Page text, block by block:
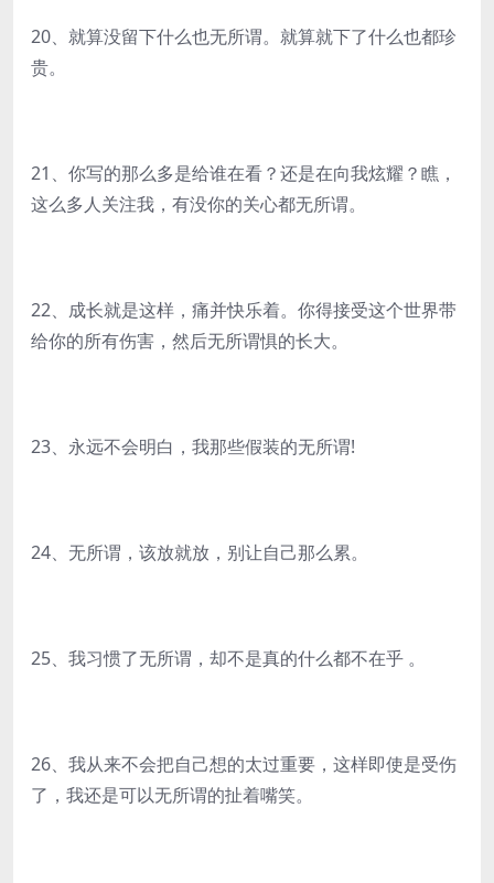
20、就算没留下什么也无所谓。就算就下了什么也都珍
贵。
21、你写的那么多是给谁在看？还是在向我炫耀？瞧，
这么多人关注我，有没你的关心都无所谓。
22、成长就是这样，痛并快乐着。你得接受这个世界带
给你的所有伤害，然后无所谓惧的长大。
23、永远不会明白，我那些假装的无所谓!
24、无所谓，该放就放，别让自己那么累。
25、我习惯了无所谓，却不是真的什么都不在乎 。
26、我从来不会把自己想的太过重要，这样即使是受伤
了，我还是可以无所谓的扯着嘴笑。